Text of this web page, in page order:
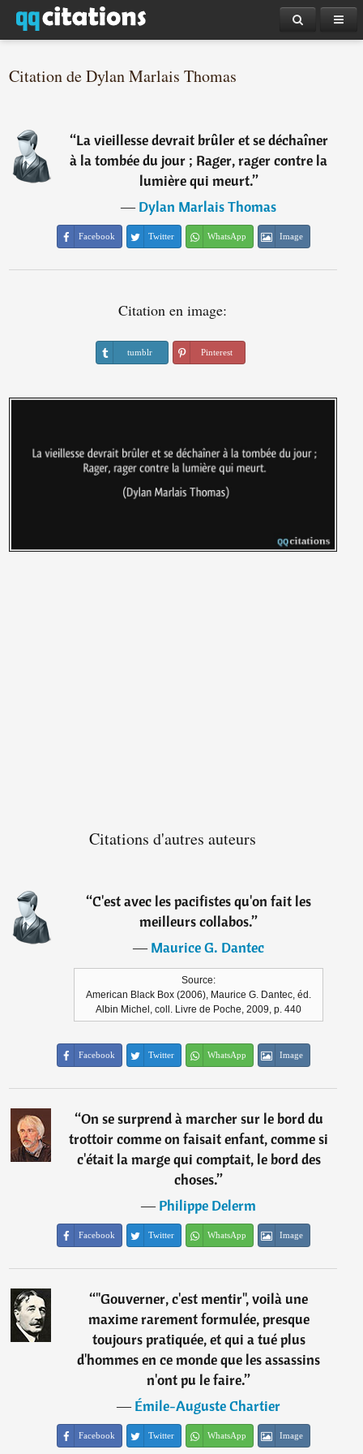
Citation de Dylan Marlais Thomas
“La vieillesse devrait brûler et se déchaîner
à la tombée du jour ; Rager, rager contre la
lumière qui meurt.”
―Dylan Marlais Thomas
Facebook Twitter WhatsApp Image
Citation en image:
tumblr Pinterest
Citations d'autres auteurs
“C'est avec les pacifistes qu'on fait les
meilleurs collabos.”
―Maurice G. Dantec
Source:
American Black Box (2006), Maurice G. Dantec, éd.
Albin Michel, coll. Livre de Poche, 2009, p. 440
Facebook Twitter WhatsApp Image
“On se surprend à marcher sur le bord du
trottoir comme on faisait enfant, comme si
c'était la marge qui comptait, le bord des
choses.”
―Philippe Delerm
Facebook Twitter WhatsApp Image
“"Gouverner, c'est mentir", voilà une
maxime rarement formulée, presque
toujours pratiquée, et qui a tué plus
d'hommes en ce monde que les assassins
n'ont pu le faire.”
―Émile-Auguste Chartier
Facebook Twitter WhatsApp Image